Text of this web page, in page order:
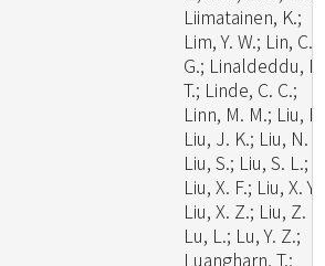
Liimatainen, K.;
Lim, Y. W.; Lin, C.
G.; Linaldeddu, B.
T.; Linde, C. C.;
Linn, M. M.; Liu,
Liu, J. K.; Liu, N.
Liu, S.; Liu, S. L.;
Liu, X. F.; Liu, X. Y.;
Liu, X. Z.; Liu, Z.
Lu, L.; Lu, Y. Z.;
Luangharn, T.;